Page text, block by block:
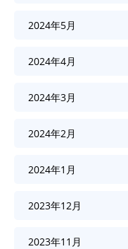
2024年5月
2024年4月
2024年3月
2024年2月
2024年1月
2023年12月
2023年11月